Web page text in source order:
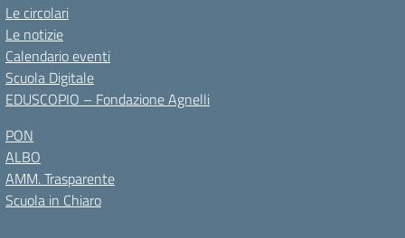
Le circolari
Le notizie
Calendario eventi
Scuola Digitale
EDUSCOPIO – Fondazione Agnelli
PON
ALBO
AMM. Trasparente
Scuola in Chiaro